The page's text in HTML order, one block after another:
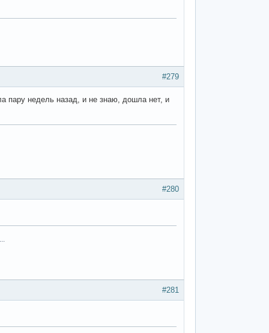
#279
пару недель назад, и не знаю, дошла нет, и
#280
#281